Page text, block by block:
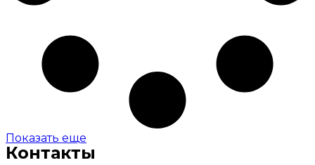
Показать еще
Контакты